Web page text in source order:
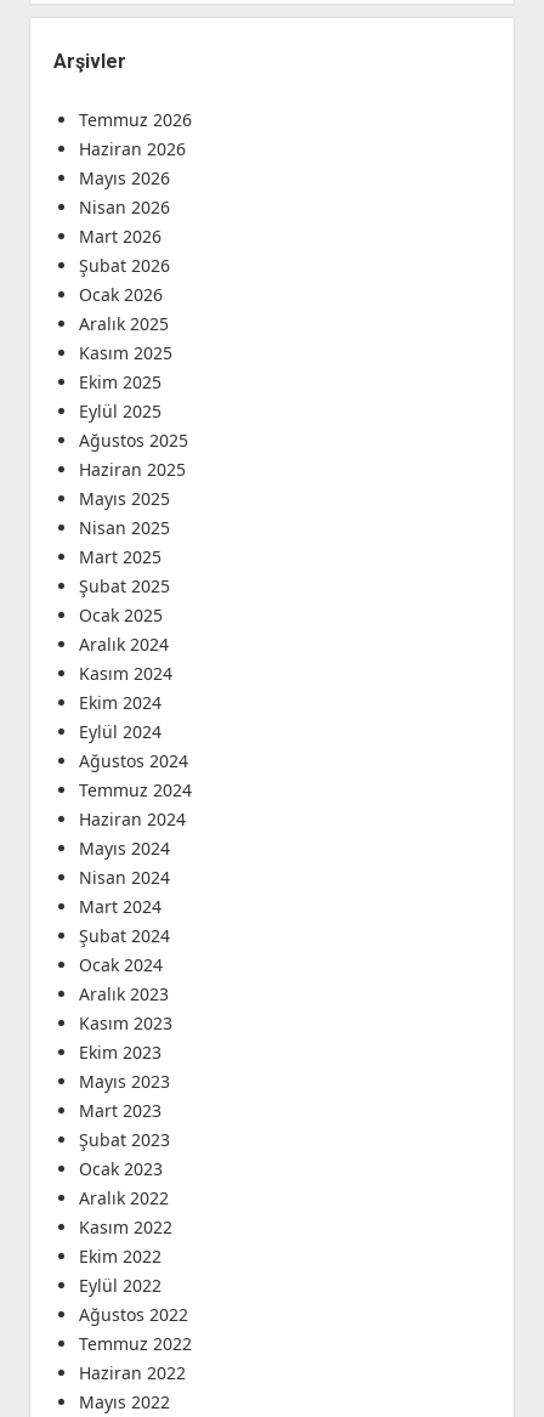
Arşivler
Temmuz 2026
Haziran 2026
Mayıs 2026
Nisan 2026
Mart 2026
Şubat 2026
Ocak 2026
Aralık 2025
Kasım 2025
Ekim 2025
Eylül 2025
Ağustos 2025
Haziran 2025
Mayıs 2025
Nisan 2025
Mart 2025
Şubat 2025
Ocak 2025
Aralık 2024
Kasım 2024
Ekim 2024
Eylül 2024
Ağustos 2024
Temmuz 2024
Haziran 2024
Mayıs 2024
Nisan 2024
Mart 2024
Şubat 2024
Ocak 2024
Aralık 2023
Kasım 2023
Ekim 2023
Mayıs 2023
Mart 2023
Şubat 2023
Ocak 2023
Aralık 2022
Kasım 2022
Ekim 2022
Eylül 2022
Ağustos 2022
Temmuz 2022
Haziran 2022
Mayıs 2022